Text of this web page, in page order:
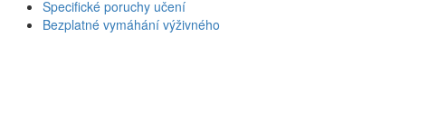
Specifické poruchy učení
Bezplatné vymáhání výživného